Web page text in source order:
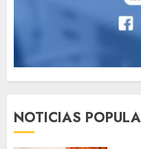
NOTICIAS
2